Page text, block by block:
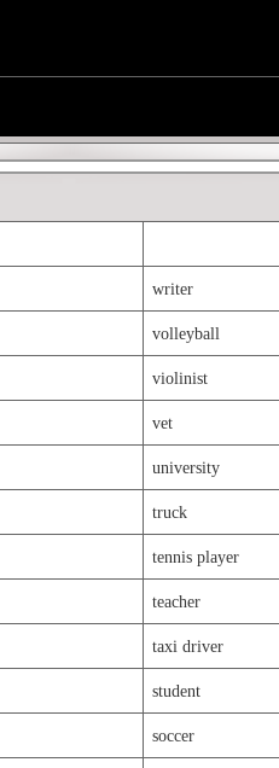
writer
volleyball
violinist
vet
university
truck
tennis player
teacher
taxi driver
student
soccer